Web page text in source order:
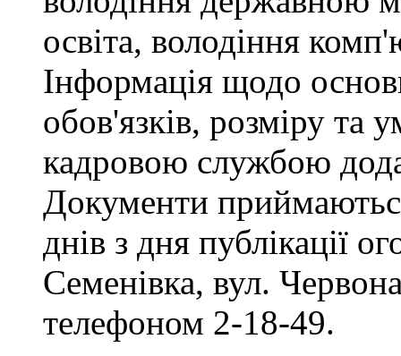
освіта, володіння
Інформація щодо
обов'язків, розміру та
кадровою службою
Документи
днів з дня публікації
Семенівка, вул.
телефоном 2-18-49.